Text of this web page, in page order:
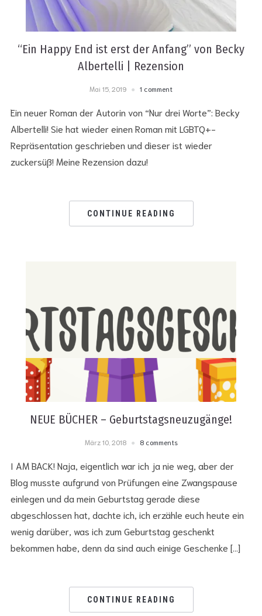
“Ein Happy End ist erst der Anfang” von Becky
Albertelli | Rezension
Mai 15, 2019 1 comment
Ein neuer Roman der Autorin von “Nur drei Worte”: Becky
Albertelli! Sie hat wieder einen Roman mit LGBTQ+-
Repräsentation geschrieben und dieser ist wieder
zuckersüß! Meine Rezension dazu!
CONTINUE READING
NEUE BÜCHER – Geburtstagsneuzugänge!
März 10, 2018 8 comments
I AM BACK! Naja, eigentlich war ich ja nie weg, aber der
Blog musste aufgrund von Prüfungen eine Zwangspause
einlegen und da mein Geburtstag gerade diese
abgeschlossen hat, dachte ich, ich erzähle euch heute ein
wenig darüber, was ich zum Geburtstag geschenkt
bekommen habe, denn da sind auch einige Geschenke […]
CONTINUE READING